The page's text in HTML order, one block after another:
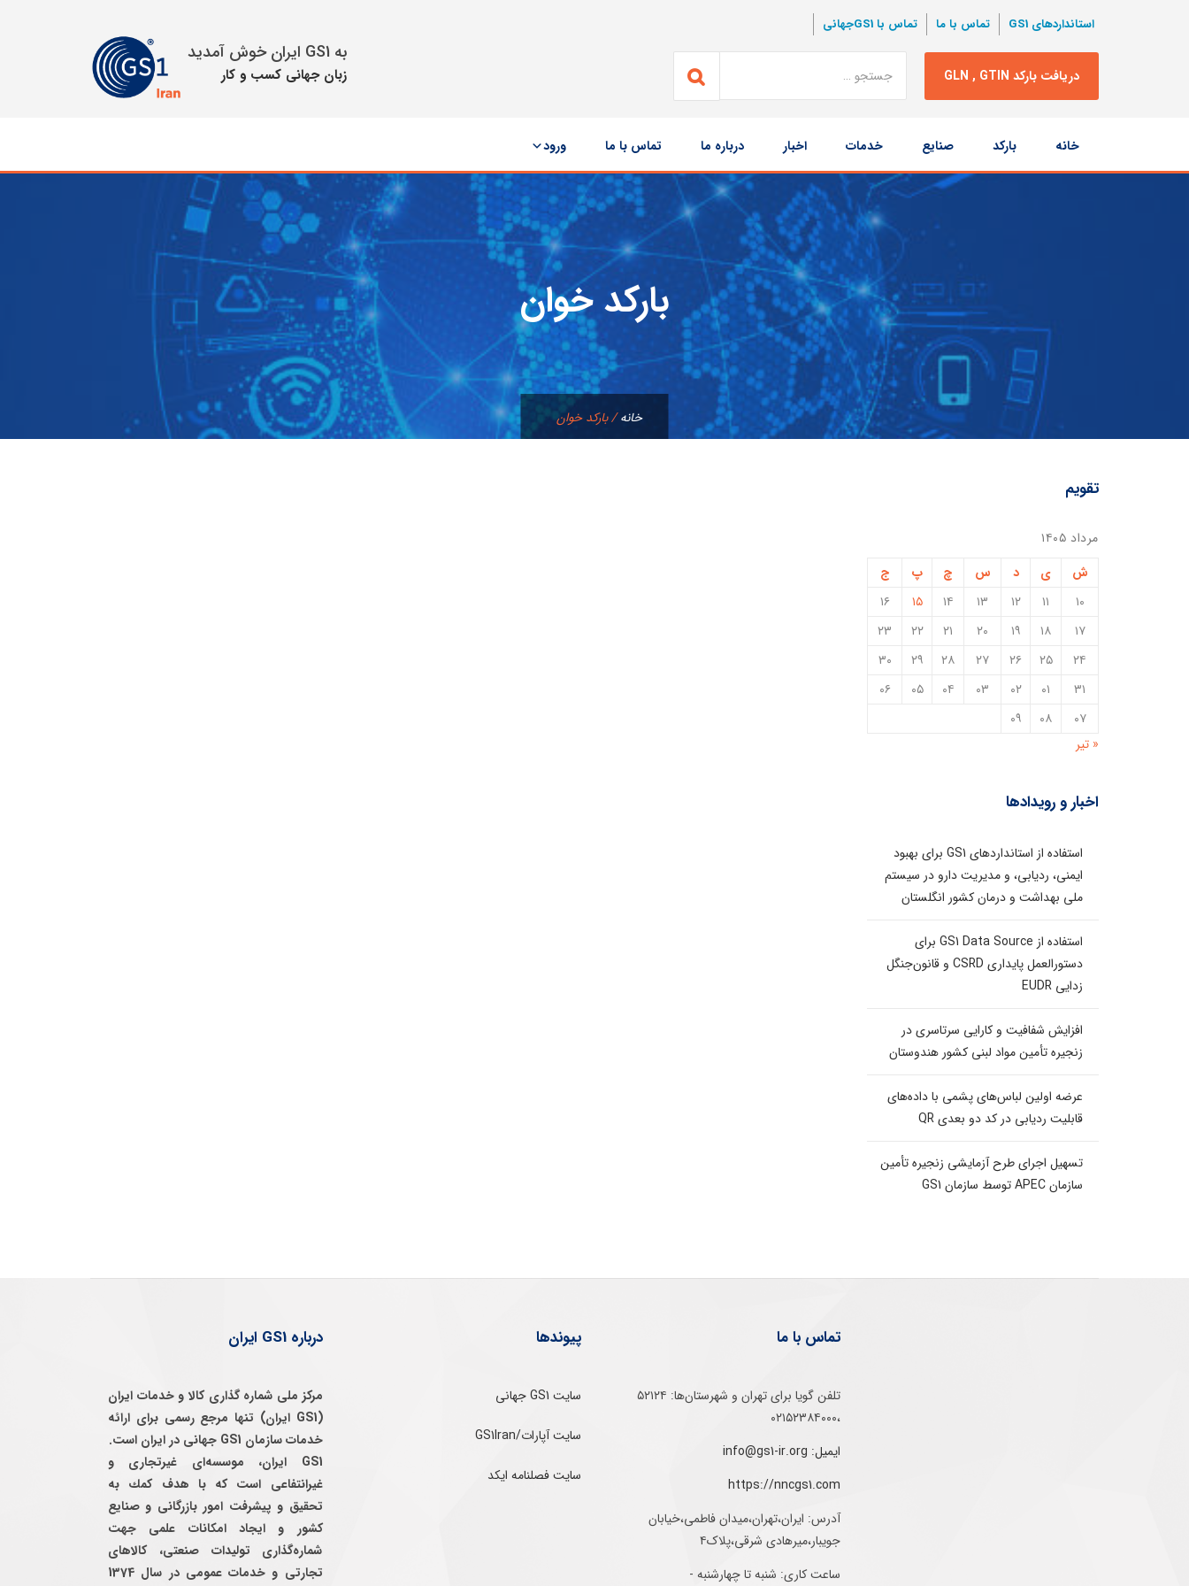
به GS1 ایران خوش آمدید
زبان جهانی كسب و كار
استانداردهای GS1 تماس با ما تماس با GS1جهانی
دریافت بارکد GLN , GTIN
نتبجه
جستجو
محتوا
خانه بارکد صنایع خدمات اخبار درباره ما تماس با ما ورود
بارکد خوان
خانه/بارکد خوان
تقویم
مرداد ۱۴۰۵
ش
ی د س چ پ
ج
۱۰
۱۱ ۱۲ ۱۳ ۱۴ ۱۵
۱۶
۱۷
۱۸ ۱۹ ۲۰ ۲۱ ۲۲
۲۳
۲۴
۲۵ ۲۶ ۲۷ ۲۸ ۲۹
۳۰
۳۱
۰۱ ۰۲ ۰۳ ۰۴ ۰۵
۰۶
۰۷
۰۸
۰۹
« تیر
اخبار و رویدادها
استفاده از استانداردهای GS1 برای بهبود
ایمنی، ردیابی، و مدیریت دارو در سیستم
ملی بهداشت و درمان کشور انگلستان
استفاده از GS1 Data Source برای
دستورالعمل پایداری CSRD و قانون‌جنگل
زدایی EUDR
افزایش شفافیت و کارایی سرتاسری در
زنجیره تأمین مواد لبنی کشور هندوستان
عرضه اولین لباس‌های پشمی با داده‌های
قابلیت ردیابی در کد دو بعدی QR
تسهیل اجرای طرح آزمایشی زنجیره تأمین
سازمان APEC توسط سازمان GS1
درباره GS1 ایران
مرکز ملی شماره گذاری کالا و خدمات ایران
(GS1 ایران) تنها مرجع رسمی برای ارائه
خدمات سازمان GS1 جهانی در ایران است.
GS1 ایران، موسسه‌ای غيرتجاری و
غيرانتفاعی است كه با هدف كمك به
تحقيق و پيشرفت امور بازرگانی و صنايع
كشور و ايجاد امكانات علمی جهت
شماره‌گذاری توليدات صنعتی، كالاهای
تجارتی و خدمات عمومی در سال 1374
پیوندها
سایت GS1 جهانی
سایت آپارات/GS1Iran
سایت فصلنامه ایکد
تماس با ما
تلفن‌ گویا برای‌ تهران‌‌ و‌ شهرستان‌ها:‌ ۵۲۱۲۴
،۰۲۱۵۲۳۸۴۰۰۰
ایمیل: info@gs1-ir.org
https://nncgs1.com
آدرس: ایران،تهران،میدان فاطمی،خیابان
جویبار،میرهادی شرقی،پلاک۴
ساعت کاری: شنبه تا چهارشنبه -